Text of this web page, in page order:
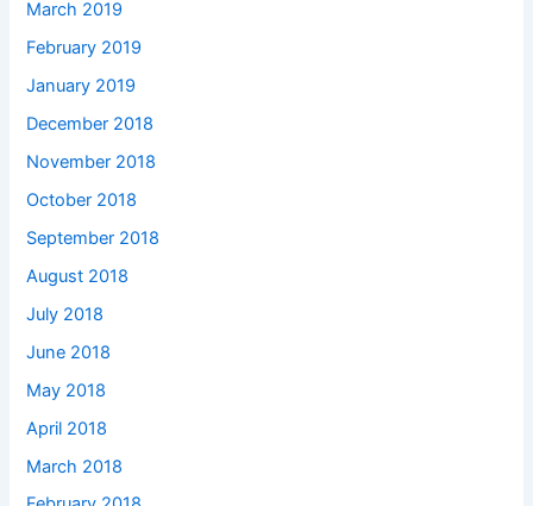
March 2019
February 2019
January 2019
December 2018
November 2018
October 2018
September 2018
August 2018
July 2018
June 2018
May 2018
April 2018
March 2018